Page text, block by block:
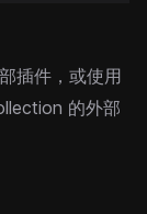
插件，或使用
的外部